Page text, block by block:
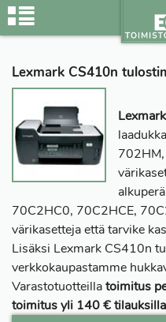
Lexmark CS410n
70C2HC0, 70C2HCE,
värikasetteja että tarvike
Lisäksi Lexmark CS410n
verkkokaupastamme
Varastotuotteillatoimitus
toimitus yli 140 € tilauksilla